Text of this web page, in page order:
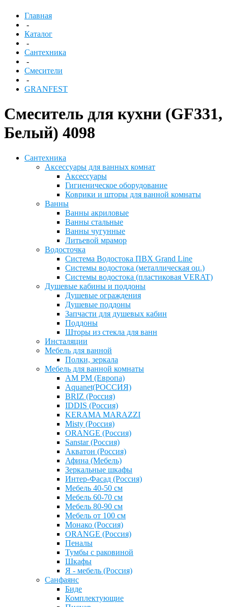
Главная
-
Каталог
-
Сантехника
-
Смесители
-
GRANFEST
Смеситель для кухни (GF331,
Белый) 4098
Сантехника
Аксессуары для ванных комнат
Аксессуары
Гигиеническое оборудование
Коврики и шторы для ванной комнаты
Ванны
Ванны акриловые
Ванны стальные
Ванны чугунные
Литьевой мрамор
Водосточка
Система Водостока ПВХ Grand Line
Системы водостока (металлическая оц.)
Системы водостока (пластиковая VERAT)
Душевые кабины и поддоны
Душевые ограждения
Душевые поддоны
Запчасти для душевых кабин
Поддоны
Шторы из стекла для ванн
Инсталяции
Мебель для ванной
Полки, зеркала
Мебель для ванной комнаты
AM PM (Европа)
Aquanet(РОССИЯ)
BRIZ (Россия)
IDDIS (Россия)
KERAMA MARAZZI
Misty (Россия)
ОRANGE (Россия)
Sanstar (Россия)
Акватон (Россия)
Афина (Мебель)
Зеркальные шкафы
Интер-Фасад (Россия)
Мебель 40-50 см
Мебель 60-70 см
Мебель 80-90 см
Мебель от 100 см
Монако (Россия)
ОRANGE (Россия)
Пеналы
Тумбы с раковиной
Шкафы
Я - мебель (Россия)
Санфаянс
Биде
Комплектующие